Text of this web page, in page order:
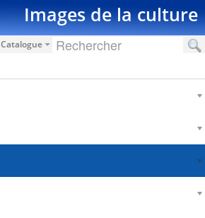
Images de la culture
Catalogue